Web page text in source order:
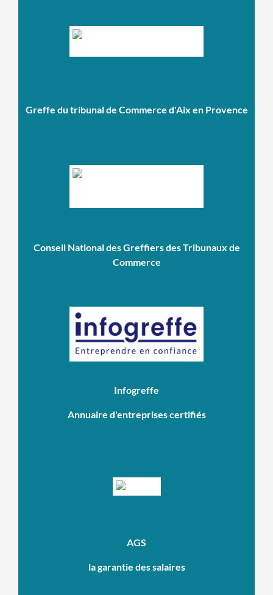
Greffe du tribunal de Commerce d'Aix en Provence
Conseil National des Greffiers des Tribunaux de
Commerce
Infogreffe
Annuaire d'entreprises certifiés
AGS
la garantie des salaires